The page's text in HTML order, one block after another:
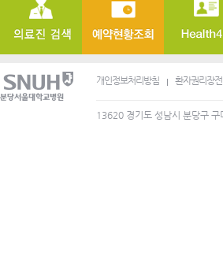
개인정보처리방침 환자권리장전
13620 경기도 성남시 분당구